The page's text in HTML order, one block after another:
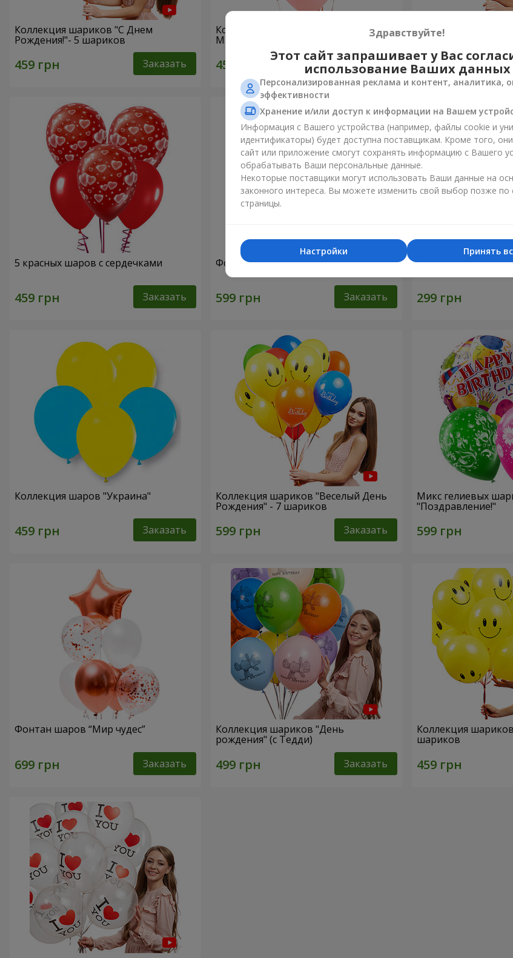
Коллекция шариков "С Днем
Рождения!"- 5 шариков
Заказать
Коллекция шариков "Любимой
Маме!" - 5 шариков
Заказать
Коллекция
Рождения" - 3
5 красных шаров с сердечками
Заказать
Фонтан шаров "Шарм"
Заказать
Шарик "Я тебя
Коллекция шаров "Украина"
Заказать
Коллекция шариков "Веселый День
Рождения" - 7 шариков
Заказать
Микс гелиевых
"Поздравление!"
Фонтан шаров “Мир чудес”
Заказать
Коллекция шариков "День
рождения" (с Тедди)
Заказать
Коллекция
шариков
Здравствуйте!
Этот сайт запрашивает у Вас
использование Ваших данных
Персонализированная реклама и контент, аналитика,
эффективности
Хранение и/или доступ к информации на Вашем
Информация с Вашего устройства (например, файлы cookie и
идентификаторы) будет доступна поставщикам. Кроме того,
сайт или приложение смогут сохранять информацию с Вашего
обрабатывать Ваши персональные данные.
Некоторые поставщики могут использовать Ваши данные на
законного интереса. Вы можете изменить свой выбор позже по
страницы.
Принять
Настройки